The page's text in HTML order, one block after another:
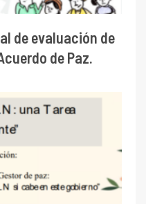
de evaluación de
de Paz.